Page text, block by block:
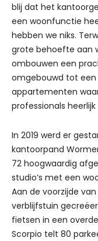
blij dat het
een woonfunctie
hebben we niks.
grote behoefte aan
ombouwen een
omgebouwd tot een
appartementen
professionals
In 2019 werd er
kantoorpand
72 hoogwaardig
studio’s met een
Aan de voorzijde
verblijfstuin
fietsen in een
Scorpio telt 80